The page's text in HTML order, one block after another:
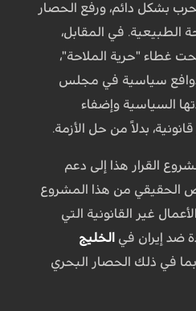
بشكل دائم، ورفع الحصار
الطبيعية. في المقابل،
غطاء "حرية الملاحة"،
دوافع سياسية في مجلس
السياسية وإضفاء
بدلاً من حل الأزمة.
القرار هذا إلى دعم
الحقيقي من هذا المشروع
غير القانونية التي
ضد إيران في الخليج
في ذلك الحصار البحري